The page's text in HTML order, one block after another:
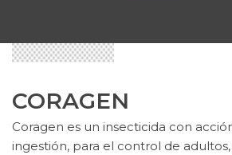
CORAGEN
Coragen es un insecticida con
ingestión, para el control de